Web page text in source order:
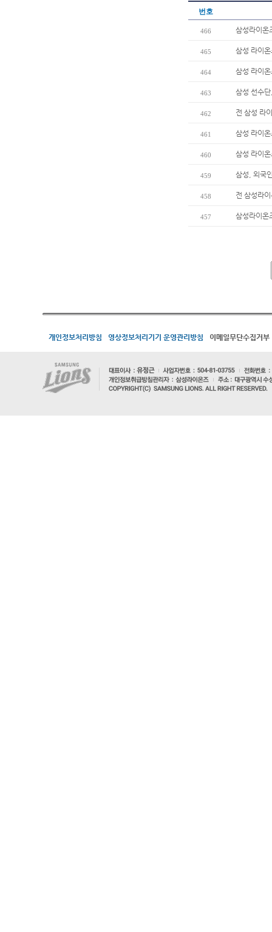
번호
466 삼성라이온
465 삼성 라이
464 삼성 라이
463 삼성 선수
462 전 삼성 라
461 삼성 라이
460 삼성 라이
459 삼성, 외국
458 전 삼성라
457 삼성라이온
개인정보처리방침 영상정보처리기기 운영관리방침 이메일무단수집거부